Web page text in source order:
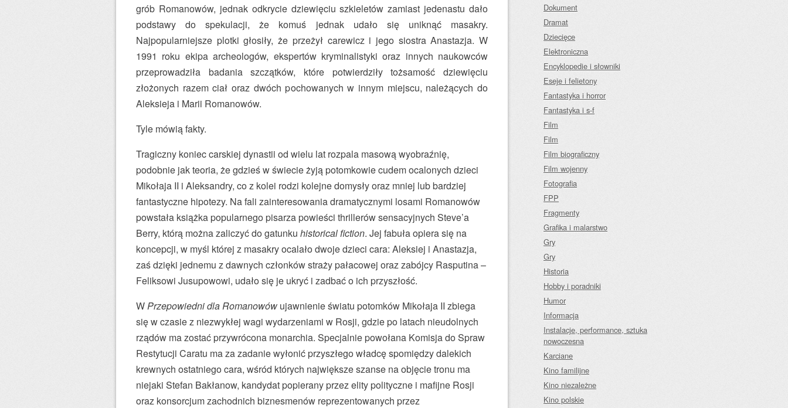
grób Romanowów, jednak odkrycie dziewięciu szkieletów zamiast jedenastu dało
podstawy do spekulacji, że komuś jednak udało się uniknąć masakry.
Najpopularniejsze plotki głosiły, że przeżył carewicz i jego siostra Anastazja. W
1991 roku ekipa archeologów, ekspertów kryminalistyki oraz innych naukowców
przeprowadziła badania szczątków, które potwierdziły tożsamość dziewięciu
złożonych razem ciał oraz dwóch pochowanych w innym miejscu, należących do
Aleksieja i Marii Romanowów.
Tyle mówią fakty.
Tragiczny koniec carskiej dynastii od wielu lat rozpala masową wyobraźnię,
podobnie jak teoria, że gdzieś w świecie żyją potomkowie cudem ocalonych dzieci
Mikołaja II i Aleksandry, co z kolei rodzi kolejne domysły oraz mniej lub bardziej
fantastyczne hipotezy. Na fali zainteresowania dramatycznymi losami Romanowów
powstała książka popularnego pisarza powieści thrillerów sensacyjnych Steve’a
Berry, którą można zaliczyć do gatunku historical fiction. Jej fabuła opiera się na
koncepcji, w myśl której z masakry ocalało dwoje dzieci cara: Aleksiej i Anastazja,
zaś dzięki jednemu z dawnych członków straży pałacowej oraz zabójcy Rasputina –
Feliksowi Jusupowowi, udało się je ukryć i zadbać o ich przyszłość.
WPrzepowiedni dla Romanowów ujawnienie światu potomków Mikołaja II zbiega
się w czasie z niezwykłej wagi wydarzeniami w Rosji, gdzie po latach nieudolnych
rządów ma zostać przywrócona monarchia. Specjalnie powołana Komisja do Spraw
Restytucji Caratu ma za zadanie wyłonić przyszłego władcę spomiędzy dalekich
krewnych ostatniego cara, wśród których największe szanse na objęcie tronu ma
niejaki Stefan Bakłanow, kandydat popierany przez elity polityczne i mafijne Rosji
oraz konsorcjum zachodnich biznesmenów reprezentowanych przez
Dokument
Dramat
Dziecięce
Elektroniczna
Encyklopedie i słowniki
Eseje i felietony
Fantastyka i horror
Fantastyka i s-f
Film
Film
Film biograficzny
Film wojenny
Fotografia
FPP
Fragmenty
Grafika i malarstwo
Gry
Gry
Historia
Hobby i poradniki
Humor
Informacja
Instalacje, performance, sztuka
nowoczesna
Karciane
Kino familijne
Kino niezależne
Kino polskie